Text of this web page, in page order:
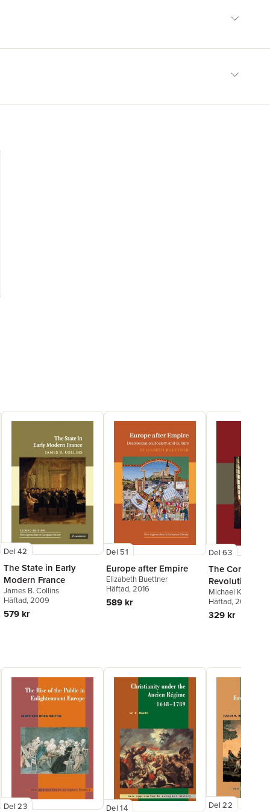
Del 42
The State in Early
Modern France
James B. Collins
Häftad, 2009
579 kr
Del 51
Europe after Empire
Elizabeth Buettner
Häftad, 2016
589 kr
Del 63
The Consumer
Revolution,
Michael Kwass
Häftad, 2022
329 kr
Del 23 Del 14 Del 22